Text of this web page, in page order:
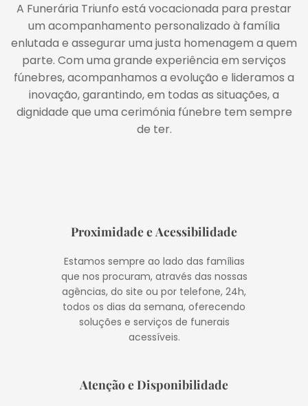
A Funerária Triunfo está vocacionada para prestar
um acompanhamento personalizado à família
enlutada e assegurar uma justa homenagem a quem
parte. Com uma grande experiência em serviços
fúnebres, acompanhamos a evolução e lideramos a
inovação, garantindo, em todas as situações, a
dignidade que uma cerimónia fúnebre tem sempre
de ter.
Proximidade e Acessibilidade
Estamos sempre ao lado das famílias
que nos procuram, através das nossas
agências, do site ou por telefone, 24h,
todos os dias da semana, oferecendo
soluções e serviços de funerais
acessíveis.
Atenção e Disponibilidade